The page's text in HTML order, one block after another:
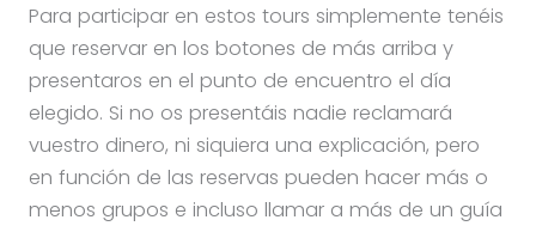
Para participar en estos tours simplemente tenéis
que reservar en los botones de más arriba y
presentaros en el punto de encuentro el día
elegido. Si no os presentáis nadie reclamará
vuestro dinero, ni siquiera una explicación, pero
en función de las reservas pueden hacer más o
menos grupos e incluso llamar a más de un guía